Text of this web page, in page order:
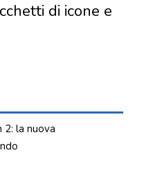
di icone e
la nuova